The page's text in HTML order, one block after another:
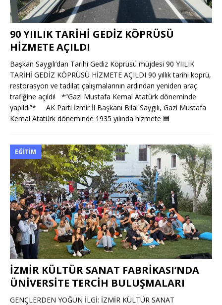
90 YIILIK TARİHİ GEDİZ KÖPRÜSÜ
HİZMETE AÇILDI
Başkan Saygılı’dan Tarihi Gediz Köprüsü müjdesi 90 YIILIK
TARİHİ GEDİZ KÖPRÜSÜ HİZMETE AÇILDI 90 yıllık tarihi köprü,
restorasyon ve tadilat çalışmalarının ardından yeniden araç
trafiğine açıldı! *”Gazi Mustafa Kemal Atatürk döneminde
yapıldı”* AK Parti İzmir İl Başkanı Bilal Saygılı, Gazi Mustafa
Kemal Atatürk döneminde 1935 yılında hizmete 🟦
EĞITIM
İZMİR KÜLTÜR SANAT FABRİKASI’NDA
ÜNİVERSİTE TERCİH BULUŞMALARI
GENÇLERDEN YOĞUN İLGİ: İZMİR KÜLTÜR SANAT